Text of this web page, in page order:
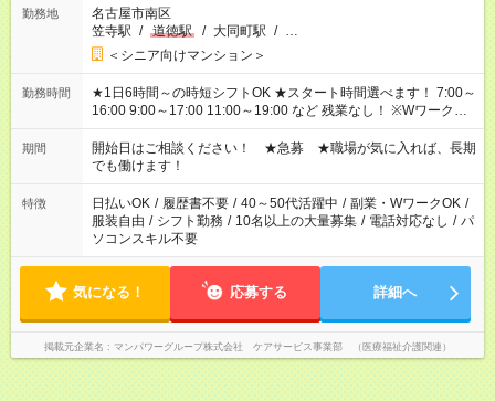
勤務地
名古屋市南区
笠寺駅 / 道徳駅 / 大同町駅 / …
＜シニア向けマンション＞
勤務時間
★1日6時間～の時短シフトOK ★スタート時間選べます！ 7:00～
16:00 9:00～17:00 11:00～19:00 など 残業なし！ ※Wワークの
場合、他のお仕事と合わせ週40時間超の就業はご案内できませ
ん ※法令に基づき、週20時間以上勤務は社会保険への加入対象
となります ※労働者派遣法（日雇い派遣の原則禁止）により、
短時間・短期間の就業はご案内が難しい場合があります
期間
開始日はご相談ください！ ★急募 ★職場が気に入れば、長期
でも働けます！
特徴 日払いOK / 履歴書不要 / 40～50代活躍中 / 副業・WワークOK /
服装自由 / シフト勤務 / 10名以上の大量募集 / 電話対応なし / パ
ソコンスキル不要
気になる！ 応募する 詳細へ
掲載元企業名 マンパワーグループ株式会社 ケアサービス事業部 （医療福祉介護関連）